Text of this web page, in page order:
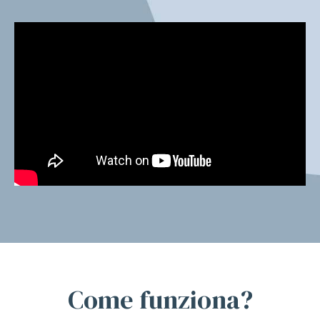
Come funziona?